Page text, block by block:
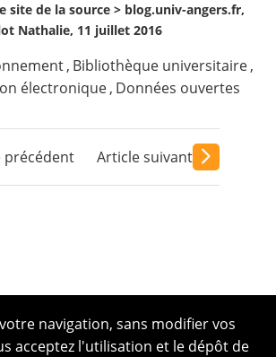
site de la source > blog.univ-angers.fr,
Nathalie, 11 juillet 2016
, Bibliothèque universitaire,
électronique, Données ouvertes
précédent Article suivant
navigation, sans modifier vos
acceptez l'utilisation et le dépôt de